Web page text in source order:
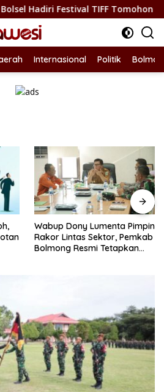
Festival TIFF Tomohon
Internasional Politik
Wabup Dony Lumenta Pimpin
Rakor Lintas Sektor, Pemkab
Bolmong Resmi Tetapkan